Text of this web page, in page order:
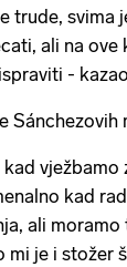
trude, svima
ali na ove
-
Sánchezovih
vježbamo
kad
ali moramo
mi je i stožer